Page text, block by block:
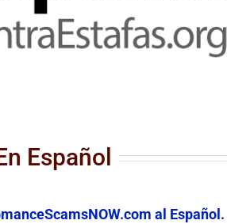
Español
al Español.